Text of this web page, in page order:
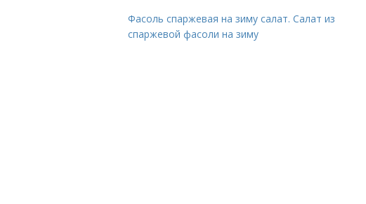
Фасоль спаржевая на зиму салат. Салат из
спаржевой фасоли на зиму